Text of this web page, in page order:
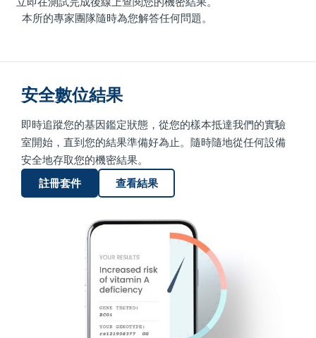
本所的專家團隊隨時為您解答任何問題。
安全數位結果
即時追蹤您的基因鑑定狀態，從您的樣本抵達我們的實驗
室開始，直到您的結果準備好為止。隨時隨地從任何設備
安全地存取您的機密結果。
註冊套件
查看結果